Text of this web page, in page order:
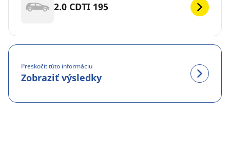
2.0 CDTI 195
Preskočiť túto informáciu
Zobraziť výsledky